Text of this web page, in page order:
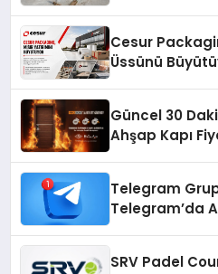
Cesur
Üssünü
Güncel 30
Ahşap Kapı
Telegram
Telegram’da
SRV Padel